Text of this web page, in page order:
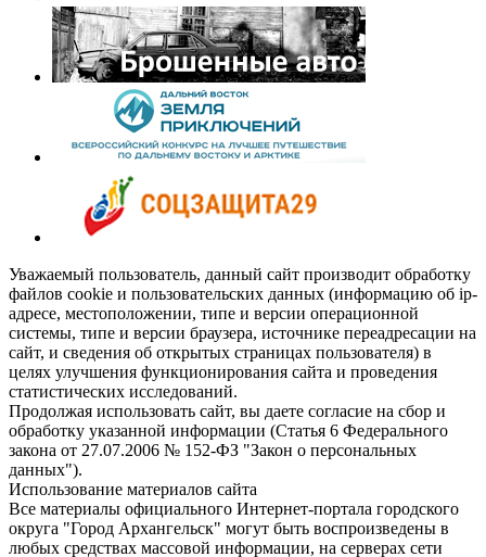
Уважаемый пользователь, данный сайт производит обработку
файлов cookie и пользовательских данных (информацию об ip-
адресе, местоположении, типе и версии операционной
системы, типе и версии браузера, источнике переадресации на
сайт, и сведения об открытых страницах пользователя) в
целях улучшения функционирования сайта и проведения
статистических исследований.
Продолжая использовать сайт, вы даете согласие на сбор и
обработку указанной информации (Статья 6 Федерального
закона от 27.07.2006 № 152-ФЗ "Закон о персональных
данных").
Использование материалов сайта
Все материалы официального Интернет-портала городского
округа "Город Архангельск" могут быть воспроизведены в
любых средствах массовой информации, на серверах сети